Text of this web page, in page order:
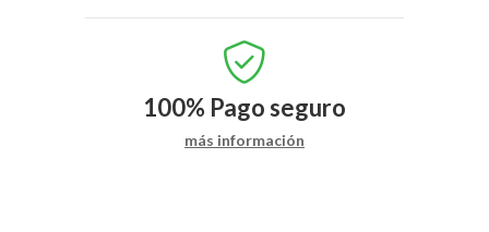
100% Pago seguro
más información